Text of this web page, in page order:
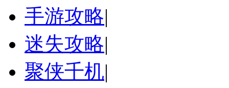
手游攻略|
迷失攻略|
聚侠千机|